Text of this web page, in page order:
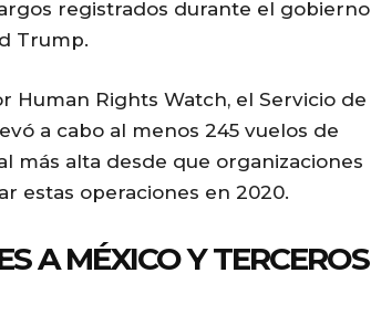
registrados durante el gobierno
Trump.
Human Rights Watch, el Servicio de
a cabo al menos 245 vuelos de
más alta desde que organizaciones
estas operaciones en 2020.
A MÉXICO Y TERCEROS